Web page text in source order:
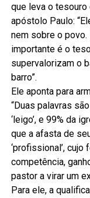
que leva o tesouro
apóstolo Paulo:
nem sobre o povo.
importante é o
supervalorizam o
barro”.
Ele aponta para
“Duas palavras
‘leigo’, e 99% da
que a afasta de
‘profissional’,
competência,
pastor a virar um
Para ele, a